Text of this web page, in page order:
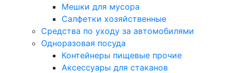
Мешки для мусора
Салфетки хозяйственные
Средства по уходу за автомобилями
Одноразовая посуда
Контейнеры пищевые прочие
Аксессуары для стаканов